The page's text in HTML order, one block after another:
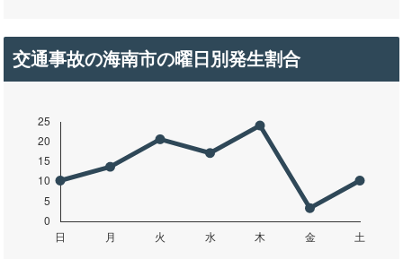
交通事故の海南市の曜日別発生割合